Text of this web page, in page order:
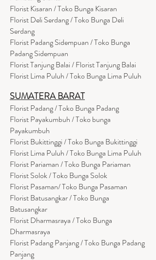
Florist Kisaran / Toko Bunga Kisaran
Florist Deli Serdang / Toko Bunga Deli
Serdang
Florist Padang Sidempuan / Toko Bunga
Padang Sidempuan
Florist Tanjung Balai / Florist Tanjung Balai
Florist Lima Puluh / Toko Bunga Lima Puluh
SUMATERA BARAT
Florist Padang / Toko Bunga Padang
Florist Payakumbuh / Toko bunga
Payakumbuh
Florist Bukittinggi / Toko Bunga Bukittinggi
Florist Lima Puluh / Toko Bunga Lima Puluh
Florist Pariaman / Toko Bunga Pariaman
Florist Solok / Toko Bunga Solok
Florist Pasaman/ Toko Bunga Pasaman
Florist Batusangkar / Toko Bunga
Batusangkar
Florist Dharmasraya / Toko Bunga
Dharmasraya
Florist Padang Panjang / Toko Bunga Padang
Panjang